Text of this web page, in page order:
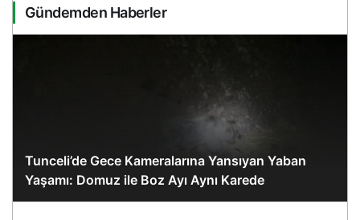
Gündemden Haberler
Tunceli’de Gece Kameralarına Yansıyan Yaban
Yaşamı: Domuz ile Boz Ayı Aynı Karede